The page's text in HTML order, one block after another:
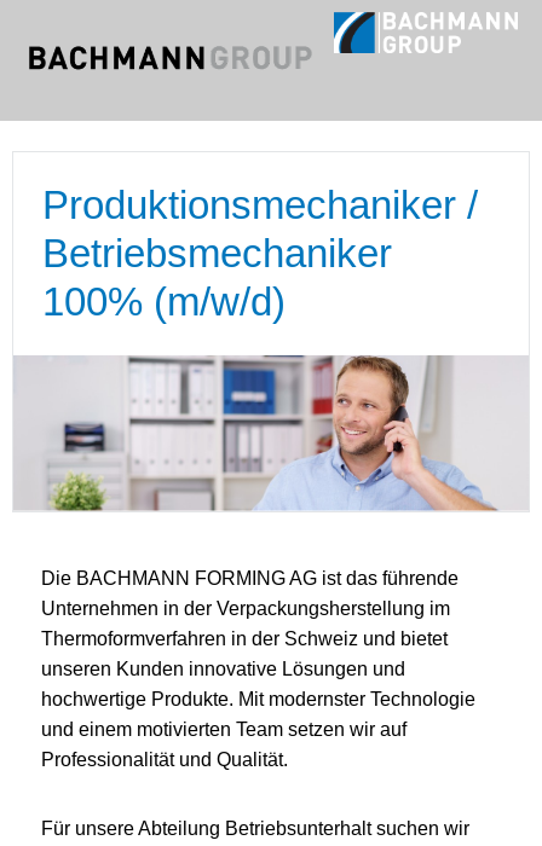
Produktionsmechaniker /
Betriebsmechaniker
100% (m/w/d)
Die BACHMANN FORMING AG ist das führende
Unternehmen in der Verpackungsherstellung im
Thermoformverfahren in der Schweiz und bietet
unseren Kunden innovative Lösungen und
hochwertige Produkte. Mit modernster Technologie
und einem motivierten Team setzen wir auf
Professionalität und Qualität.
Für unsere Abteilung Betriebsunterhalt suchen wir